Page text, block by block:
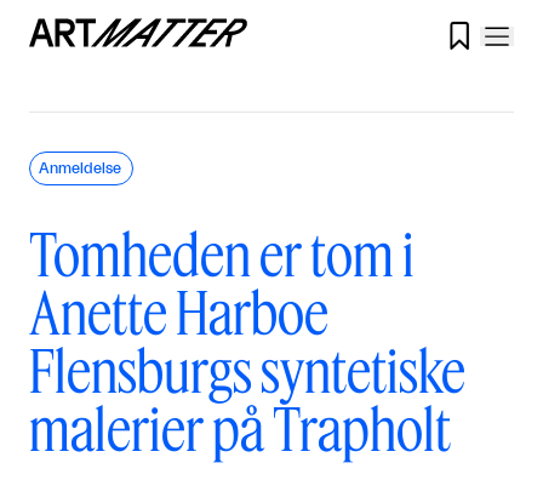

Tomheden er tom i
Anette Harboe
Flensburgs syntetiske
malerier på Trapholt
Anmeldelse